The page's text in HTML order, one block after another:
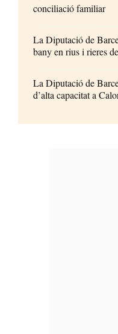
conciliació familiar
La Diputació de
bany en rius i rieres
La Diputació de
d’alta capacitat a